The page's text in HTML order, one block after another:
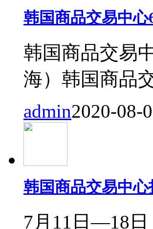
韩国商品交易中
韩国商品交易
海）韩国商品
admin2020-08-
韩国商品交易中
7月11日—18日